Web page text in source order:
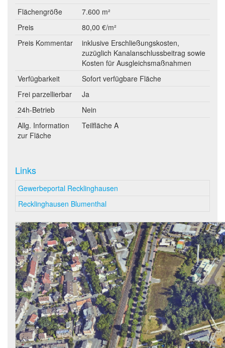
Flächengröße
7.600 m²
Preis
80,00 €/m²
Preis Kommentar
inklusive Erschließungskosten,
zuzüglich Kanalanschlussbeitrag sowie
Kosten für Ausgleichsmaßnahmen
Verfügbarkeit
Sofort verfügbare Fläche
Frei parzellierbar
Ja
24h-Betrieb
Nein
Allg. Information
zur Fläche
Teilfläche A
Links
Gewerbeportal Recklinghausen
Recklinghausen Blumenthal